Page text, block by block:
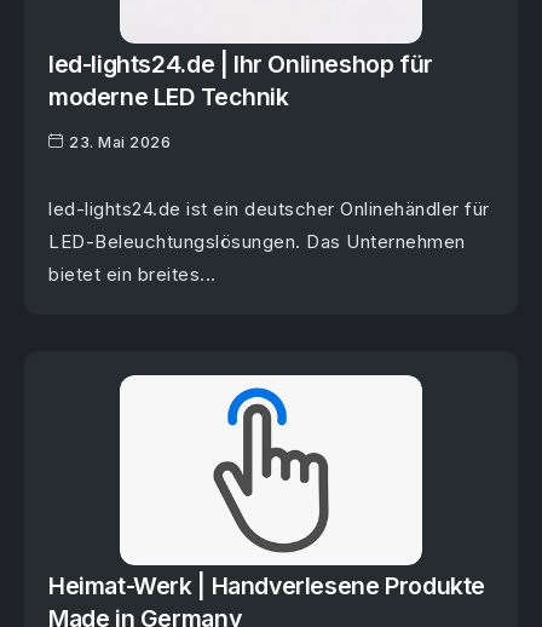
led-lights24.de | Ihr Onlineshop für
moderne LED Technik
23. Mai 2026
led-lights24.de ist ein deutscher Onlinehändler für
LED-Beleuchtungslösungen. Das Unternehmen
bietet ein breites...
Heimat-Werk | Handverlesene Produkte
Made in Germany